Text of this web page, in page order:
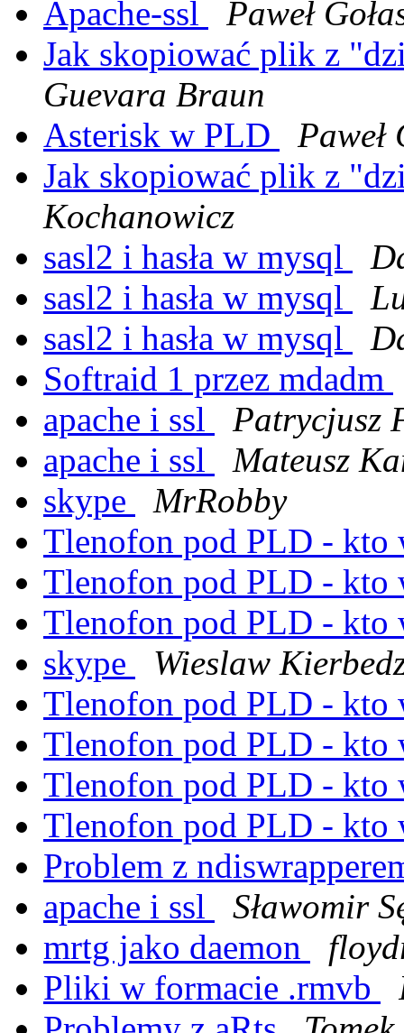
Apache-ssl
Paweł
Jak skopiować plik z
Guevara Braun
Asterisk w PLD
Paweł
Jak skopiować plik z
Kochanowicz
sasl2 i hasła w mysql
sasl2 i hasła w mysql
sasl2 i hasła w mysql
Softraid 1 przez mdadm
apache i ssl
Patrycjusz
apache i ssl
Mateusz
skype
MrRobby
Tlenofon pod PLD - kto
Tlenofon pod PLD - kto
Tlenofon pod PLD - kto
skype
Wieslaw
Tlenofon pod PLD - kto
Tlenofon pod PLD - kto
Tlenofon pod PLD - kto
Tlenofon pod PLD - kto
Problem z
apache i ssl
Sławomir
mrtg jako daemon
Pliki w formacie .rmvb